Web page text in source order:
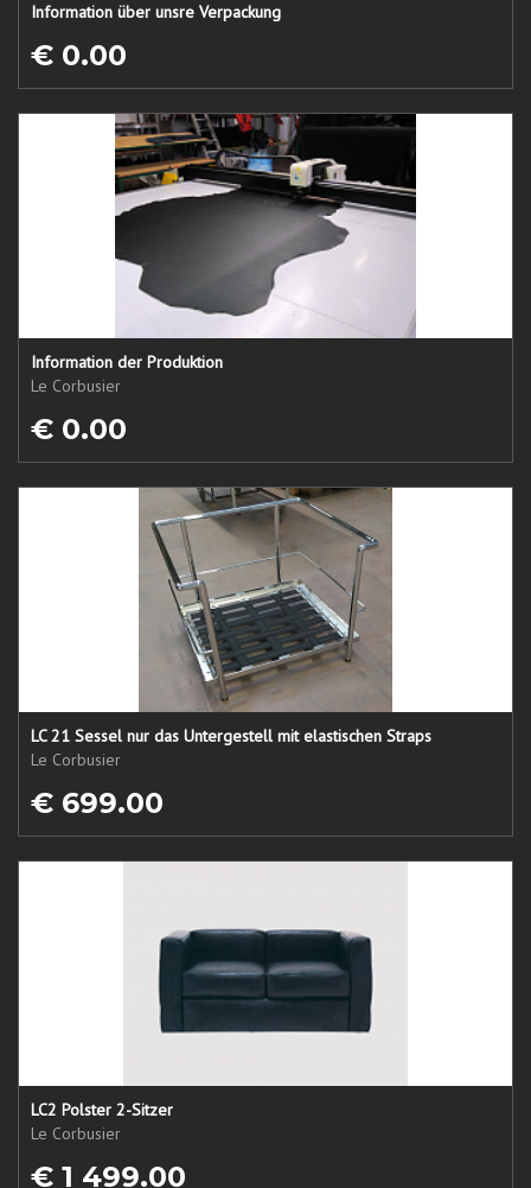
Information über unsre Verpackung
€ 0.00
Information der Produktion
Le Corbusier
€ 0.00
LC 21 Sessel nur das Untergestell mit elastischen Straps
Le Corbusier
€ 699.00
LC2 Polster 2-Sitzer
Le Corbusier
€ 1 499.00